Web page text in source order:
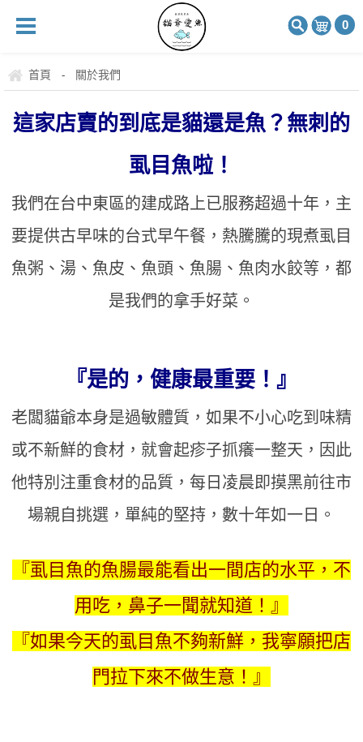
0
首頁 - 關於我們
這家店賣的到底是貓還是魚？無刺的
虱目魚啦！
我們在台中東區的建成路上已服務超過十年，主
要提供古早味的台式早午餐，熱騰騰的現煮虱目
魚粥、湯、魚皮、魚頭、魚腸、魚肉水餃等，都
是我們的拿手好菜。
『是的，健康最重要！』
老闆貓爺本身是過敏體質，如果不小心吃到味精
或不新鮮的食材，就會起疹子抓癢一整天，因此
他特別注重食材的品質，每日凌晨即摸黑前往市
場親自挑選，單純的堅持，數十年如一日。
『虱目魚的魚腸最能看出一間店的水平，不
用吃，鼻子一聞就知道！』
『如果今天的虱目魚不夠新鮮，我寧願把店
門拉下來不做生意！』